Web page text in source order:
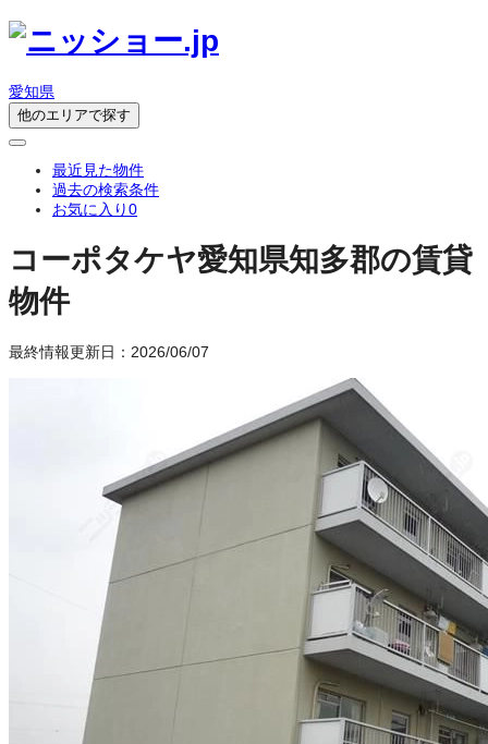
愛知県
他のエリアで探す
最近見た物件
過去の検索条件
お気に入り0
コーポタケヤ愛知県知多郡の賃貸
物件
最終情報更新日：2026/06/07